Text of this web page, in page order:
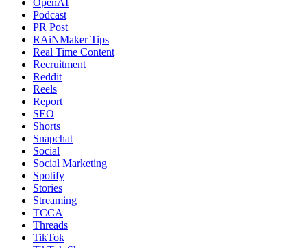
Podcast
PR Post
RAiNMaker Tips
Real Time Content
Recruitment
Reddit
Reels
Report
SEO
Shorts
Snapchat
Social
Social Marketing
Spotify
Stories
Streaming
TCCA
Threads
TikTok